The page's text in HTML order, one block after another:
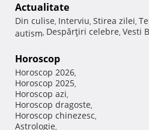
Actualitate
Din culise, Interviu, Stirea zilei,
autism, Despărţiri celebre, Vesti
Horoscop
Horoscop 2026,
Horoscop 2025,
Horoscop azi,
Horoscop dragoste,
Horoscop chinezesc,
Astrologie,